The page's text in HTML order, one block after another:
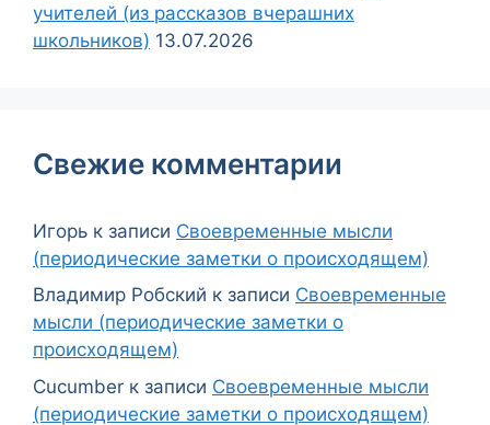
учителей (из рассказов вчерашних
школьников) 13.07.2026
Свежие комментарии
Игорь к записи Своевременные мысли
(периодические заметки о происходящем)
Владимир Робский к записи Своевременные
мысли (периодические заметки о
происходящем)
Cucumber к записи Своевременные мысли
(периодические заметки о происходящем)